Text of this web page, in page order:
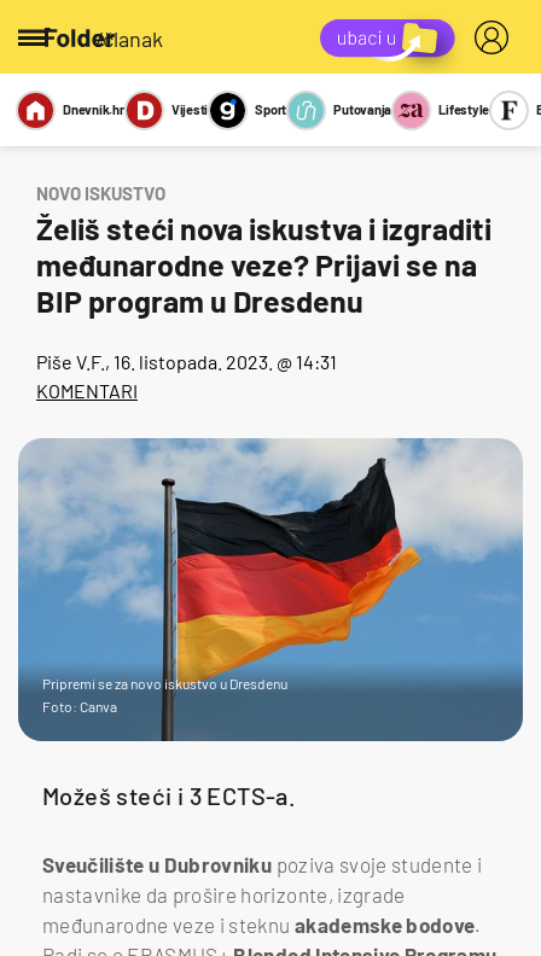
/članak
Miks Kviz
Report
Sexy
Dnevnik.hr Vijesti Sport Putovanja Lifestyle
NOVO ISKUSTVO
Želiš steći nova iskustva i izgraditi
međunarodne veze? Prijavi se na
BIP program u Dresdenu
Piše V.F. , 16. listopada. 2023. @ 14:31
KOMENTARI
Pripremi se za novo iskustvo u Dresdenu
Foto: Canva
Možeš steći i 3 ECTS-a.
Sveučilište u Dubrovniku poziva svoje studente i
nastavnike da prošire horizonte, izgrade
međunarodne veze i steknu akademske bodove.